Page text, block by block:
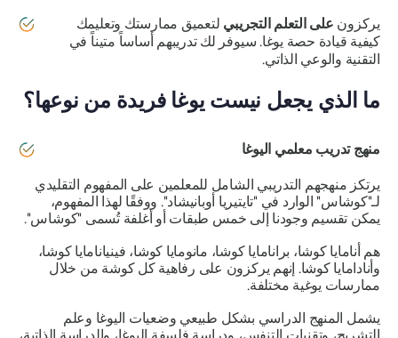
يركزونعلى التعلم التجريبي لتعميق ممارستك وتعليمك
كيفية قيادة حصة يوغا. سيوفر لك تدريبهم أساساً متيناً في
التقنية والوعي الذاتي.
ما الذي يجعل نيست يوغا فريدة من نوعها؟
منهج تدريب معلمي اليوغا
يرتكز منهجهم التدريبي الشامل للمعلمين على المفهوم التقليدي
لـ"كوشاس" الوارد في "تايتيريا أوبانيشاد". ووفقًا لهذا المفهوم،
يمكن تقسيم وجودنا إلى خمس طبقات أو أغلفة تُسمى "كوشاس".
هم أنامايا كوشا، برانامايا كوشا، مانومايا كوشا، فينيانامايا كوشا،
وأنادامايا كوشا. إنهم يركزون على رفاهية كل كوشة من خلال
ممارسات يوغية مختلفة.
يشمل المنهج الدراسي بشكل طبيعي وضعيات اليوغا وعلم